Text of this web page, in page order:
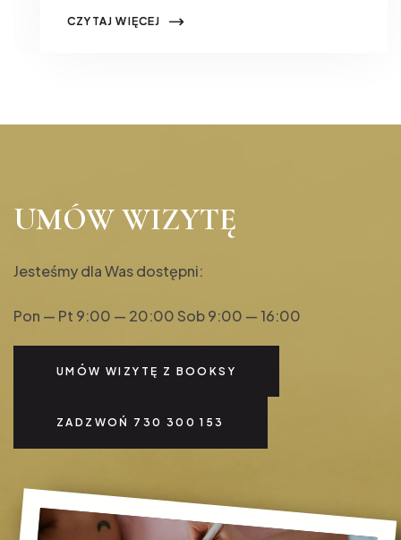
CZYTAJ WIĘCEJ
UMÓW WIZYTĘ
Jesteśmy dla Was dostępni:
Pon — Pt 9:00 — 20:00 Sob 9:00 — 16:00
UMÓW WIZYTĘ Z BOOKSY
ZADZWOŃ 730 300 153